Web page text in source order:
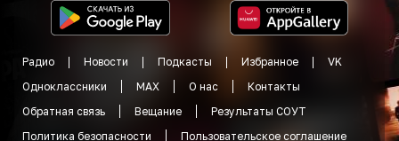
Радио Новости Подкасты Избранное
VK
Одноклассники
MAX О нас
Контакты
Обратная связь
Вещание
Результаты СОУТ
Политика безопасности
Пользовательское соглашение